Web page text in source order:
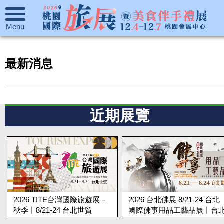
Menu
最新消息
近期展覽
2026 TITE台灣國際旅遊展－
秋季丨8/21-24 台北世貿
2026 台北佛展 8/21-24 台北
國際佛事用品工藝品展丨台